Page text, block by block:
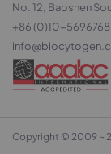
No. 12, Baoshen
+86 (0)10-
Copyright © 2009 ~